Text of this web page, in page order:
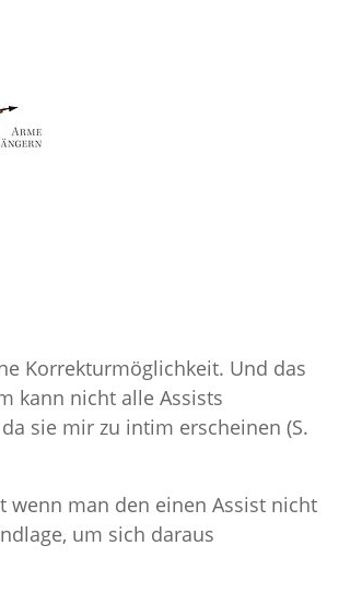
Korrekturmöglichkeit. Und das
kann nicht alle Assists
sie mir zu intim erscheinen (S.
wenn man den einen Assist nicht
um sich daraus